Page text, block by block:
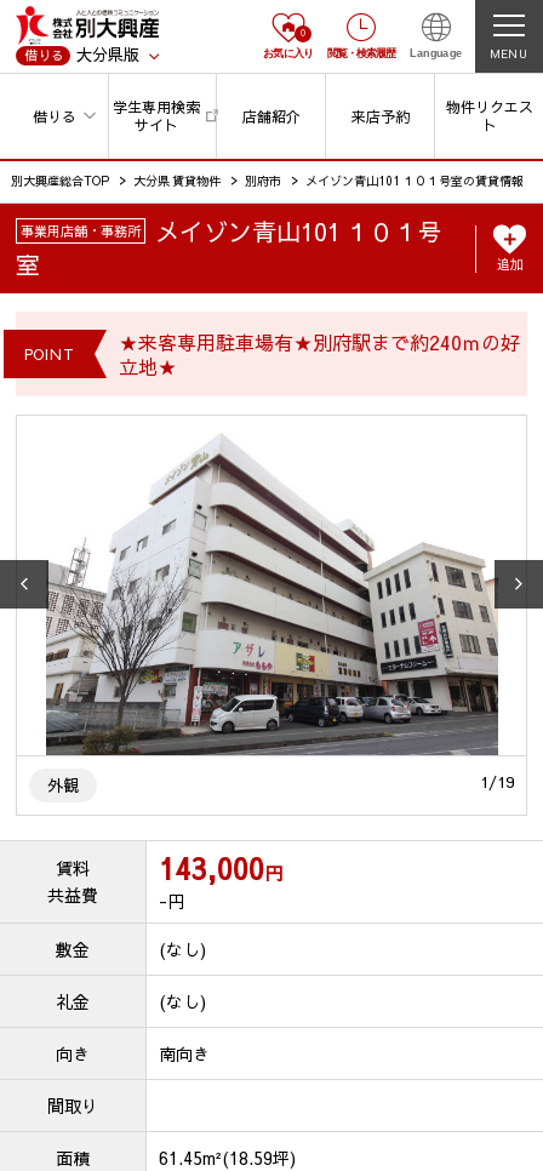
借りる 大分県版
0
お気に入り 閲覧・ 検索履歴 Language MENU
借りる
学生専用検索
サイト
店舗紹介 来店予約
物件リクエス
ト
別大興産総合TOP 大分県 賃貸物件 別府市 メイゾン青山101 １０１号室の賃貸情報
事業用店舗・事務所
メイゾン青山101 １０１号
室
追加
POINT
★来客専用駐車場有★別府駅まで約240ｍの好
立地★
外観 1/19
賃料
共益費
143,000円
-円
敷金
(なし)
礼金 (なし)
向き 南向き
間取り
面積 61.45m²(18.59坪)